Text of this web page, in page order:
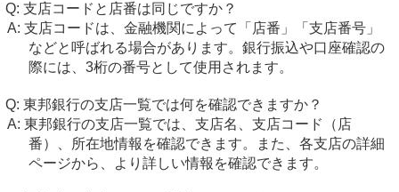
支店コードと店番は同じですか？
支店コードは、金融機関によって「店番」「支店番号」
などと呼ばれる場合があります。銀行振込や口座確認の
際には、3桁の番号として使用されます。
東邦銀行の支店一覧では何を確認できますか？
東邦銀行の支店一覧では、支店名、支店コード（店
番）、所在地情報を確認できます。また、各支店の詳細
ページから、より詳しい情報を確認できます。